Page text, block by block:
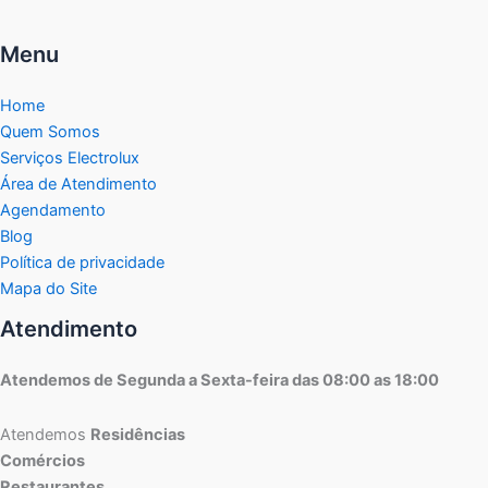
Menu
Home
Quem Somos
Serviços Electrolux
Área de Atendimento
Agendamento
Blog
Política de privacidade
Mapa do Site
Atendimento
Atendemos de Segunda a Sexta-feira das 08:00 as 18:00
Atendemos Residências
Comércios